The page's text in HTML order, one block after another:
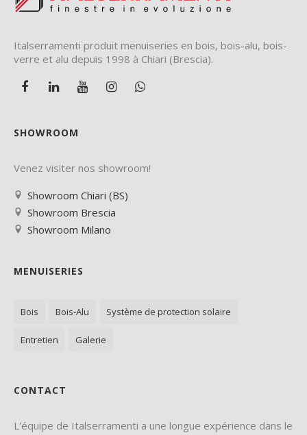
Italserramenti produit menuiseries en bois, bois-alu, bois-
verre et alu depuis 1998 à Chiari (Brescia).
SHOWROOM
Venez visiter nos showroom!
Showroom Chiari (BS)
Showroom Brescia
Showroom Milano
MENUISERIES
Bois Bois-Alu Système de protection solaire
Entretien Galerie
CONTACT
L'équipe de Italserramenti a une longue expérience dans le